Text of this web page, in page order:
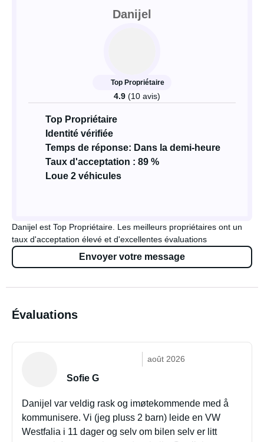
Danijel
Top Propriétaire
4.9 (10 avis)
Top Propriétaire
Identité vérifiée
Temps de réponse: Dans la demi-heure
Taux d'acceptation : 89 %
Loue 2 véhicules
Danijel est Top Propriétaire. Les meilleurs propriétaires ont un
taux d'acceptation élevé et d'excellentes évaluations
Envoyer votre message
Évaluations
août 2026
Sofie G
Danijel var veldig rask og imøtekommende med å
kommunisere. Vi (jeg pluss 2 barn) leide en VW
Westfalia i 11 dager og selv om bilen selv er litt